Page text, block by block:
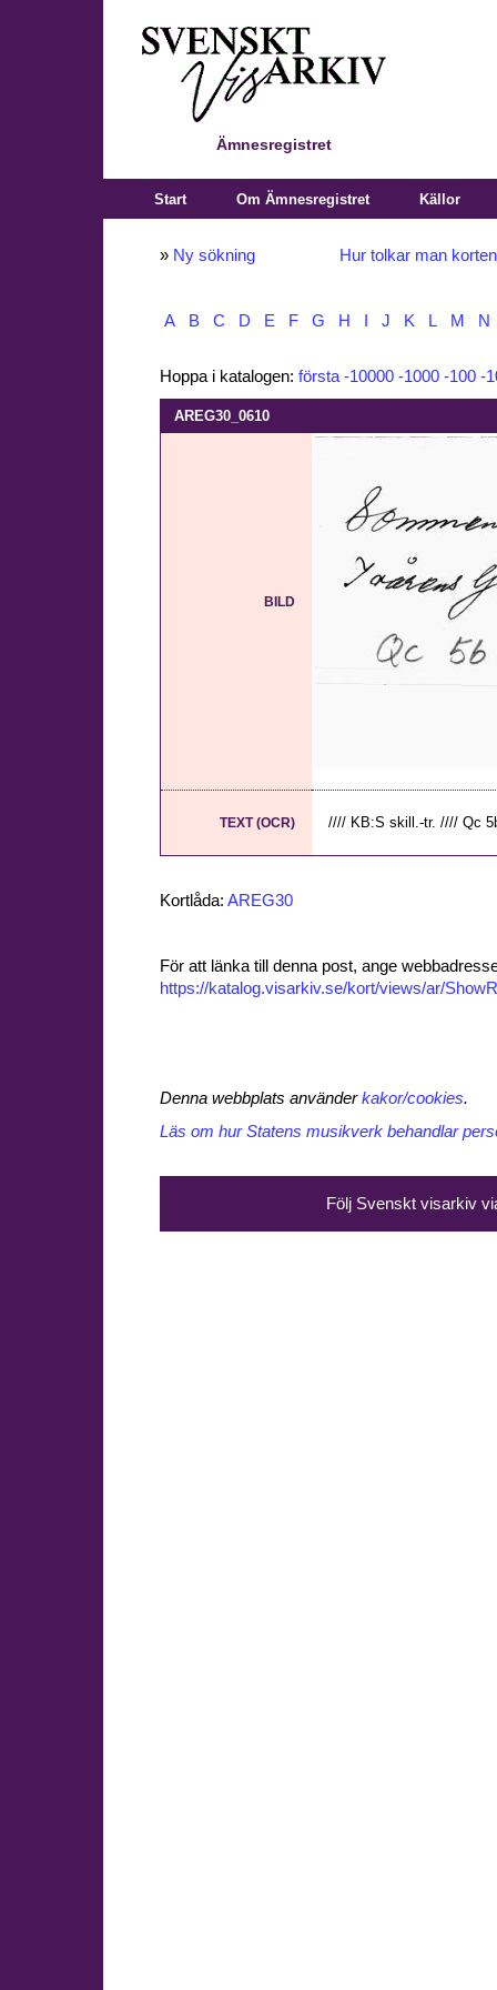
Ämnesregistret
Start Om Ämnesregistret Källor
» Ny sökning Hur tolkar man
A B C D E F G H J K L M N
Hoppa i katalogen: första -10000 -1000 -100 -
AREG30_0610
BILD
TEXT (OCR) //// KB:S skill.-tr. //// Qc
Kortlåda: AREG30
För att länka till denna post, ange
https://katalog.visarkiv.se/kort/views/ar/
Denna webbplats använderkakor/cookies.
Läs om hur Statens musikverk behandlar
Följ Svenskt visarkiv